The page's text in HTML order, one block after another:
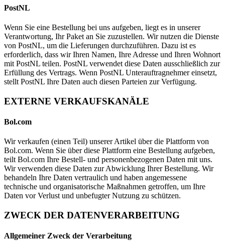
PostNL
Wenn Sie eine Bestellung bei uns aufgeben, liegt es in unserer
Verantwortung, Ihr Paket an Sie zuzustellen. Wir nutzen die Dienste
von PostNL, um die Lieferungen durchzuführen. Dazu ist es
erforderlich, dass wir Ihren Namen, Ihre Adresse und Ihren Wohnort
mit PostNL teilen. PostNL verwendet diese Daten ausschließlich zur
Erfüllung des Vertrags. Wenn PostNL Unterauftragnehmer einsetzt,
stellt PostNL Ihre Daten auch diesen Parteien zur Verfügung.
EXTERNE VERKAUFSKANÄLE
Bol.com
Wir verkaufen (einen Teil) unserer Artikel über die Plattform von
Bol.com. Wenn Sie über diese Plattform eine Bestellung aufgeben,
teilt Bol.com Ihre Bestell- und personenbezogenen Daten mit uns.
Wir verwenden diese Daten zur Abwicklung Ihrer Bestellung. Wir
behandeln Ihre Daten vertraulich und haben angemessene
technische und organisatorische Maßnahmen getroffen, um Ihre
Daten vor Verlust und unbefugter Nutzung zu schützen.
ZWECK DER DATENVERARBEITUNG
Allgemeiner Zweck der Verarbeitung